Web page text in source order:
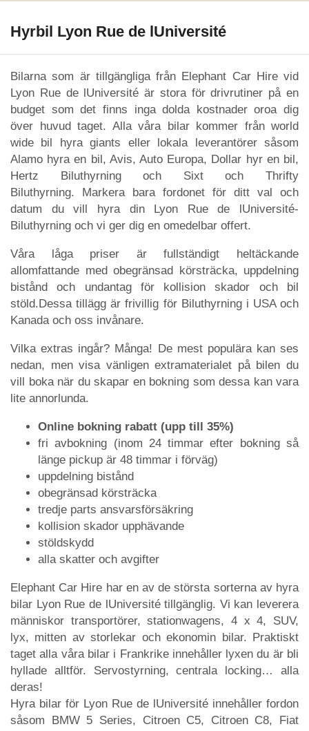
Hyrbil Lyon Rue de lUniversité
Bilarna som är tillgängliga från Elephant Car Hire vid
Lyon Rue de lUniversité är stora för drivrutiner på en
budget som det finns inga dolda kostnader oroa dig
över huvud taget. Alla våra bilar kommer från world
wide bil hyra giants eller lokala leverantörer såsom
Alamo hyra en bil, Avis, Auto Europa, Dollar hyr en bil,
Hertz Biluthyrning och Sixt och Thrifty
Biluthyrning. Markera bara fordonet för ditt val och
datum du vill hyra din Lyon Rue de lUniversité-
Biluthyrning och vi ger dig en omedelbar offert.
Våra låga priser är fullständigt heltäckande
allomfattande med obegränsad körsträcka, uppdelning
bistånd och undantag för kollision skador och bil
stöld.Dessa tillägg är frivillig för Biluthyrning i USA och
Kanada och oss invånare.
Vilka extras ingår? Många! De mest populära kan ses
nedan, men visa vänligen extramaterialet på bilen du
vill boka när du skapar en bokning som dessa kan vara
lite annorlunda.
Online bokning rabatt (upp till 35%)
fri avbokning (inom 24 timmar efter bokning så
länge pickup är 48 timmar i förväg)
uppdelning bistånd
obegränsad körsträcka
tredje parts ansvarsförsäkring
kollision skador upphävande
stöldskydd
alla skatter och avgifter
Elephant Car Hire har en av de största sorterna av hyra
bilar Lyon Rue de lUniversité tillgänglig. Vi kan leverera
människor transportörer, stationwagens, 4 x 4, SUV,
lyx, mitten av storlekar och ekonomin bilar. Praktiskt
taget alla våra bilar i Frankrike innehåller lyxen du är bli
hyllade alltför. Servostyrning, centrala locking… alla
deras!
Hyra bilar för Lyon Rue de lUniversité innehåller fordon
såsom BMW 5 Series, Citroen C5, Citroen C8, Fiat